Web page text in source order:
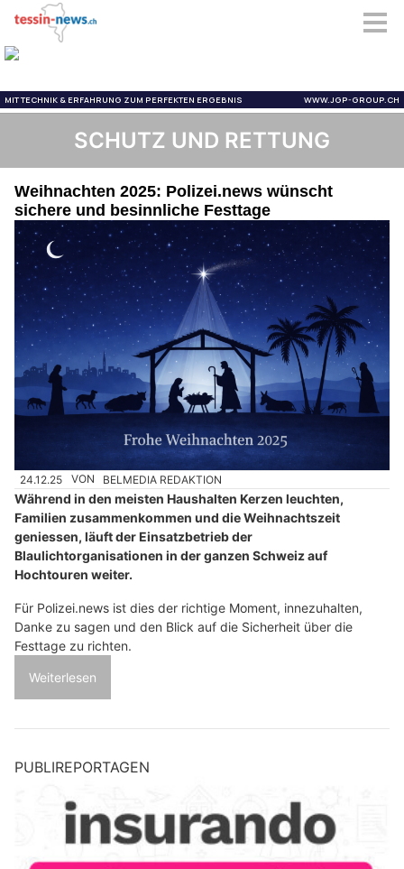
SCHUTZ UND RETTUNG
Weihnachten 2025: Polizei.news wünscht
sichere und besinnliche Festtage
24.12.25 VON BELMEDIA REDAKTION
Während in den meisten Haushalten Kerzen leuchten,
Familien zusammenkommen und die Weihnachtszeit
geniessen, läuft der Einsatzbetrieb der
Blaulichtorganisationen in der ganzen Schweiz auf
Hochtouren weiter.
Für Polizei.news ist dies der richtige Moment, innezuhalten,
Danke zu sagen und den Blick auf die Sicherheit über die
Festtage zu richten.
Weiterlesen
PUBLIREPORTAGEN